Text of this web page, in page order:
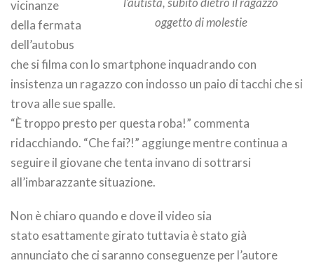
oggetto di molestie
vicinanze
della fermata
dell’autobus
che si filma con lo smartphone inquadrando con
insistenza un ragazzo con indosso un paio di tacchi che si
trova alle sue spalle.
“È troppo presto per questa roba!” commenta
ridacchiando. “Che fai?!” aggiunge mentre continua a
seguire il giovane che tenta invano di sottrarsi
all’imbarazzante situazione.
Non è chiaro quando e dove il video sia
stato esattamente girato tuttavia è stato già
annunciato che ci saranno conseguenze per l’autore